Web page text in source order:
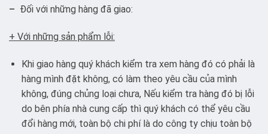
– Đối với những hàng đã giao:
+ Với những sản phẩm lỗi:
Khi giao hàng quý khách kiểm tra xem hàng đó có phải là
hàng mình đặt không, có làm theo yêu cầu của mình
không, đúng chủng loại chưa, Nếu kiểm tra hàng đó bị lỗi
do bên phía nhà cung cấp thì quý khách có thể yêu cầu
đổi hàng mới, toàn bộ chi phí là do công ty chịu toàn bộ